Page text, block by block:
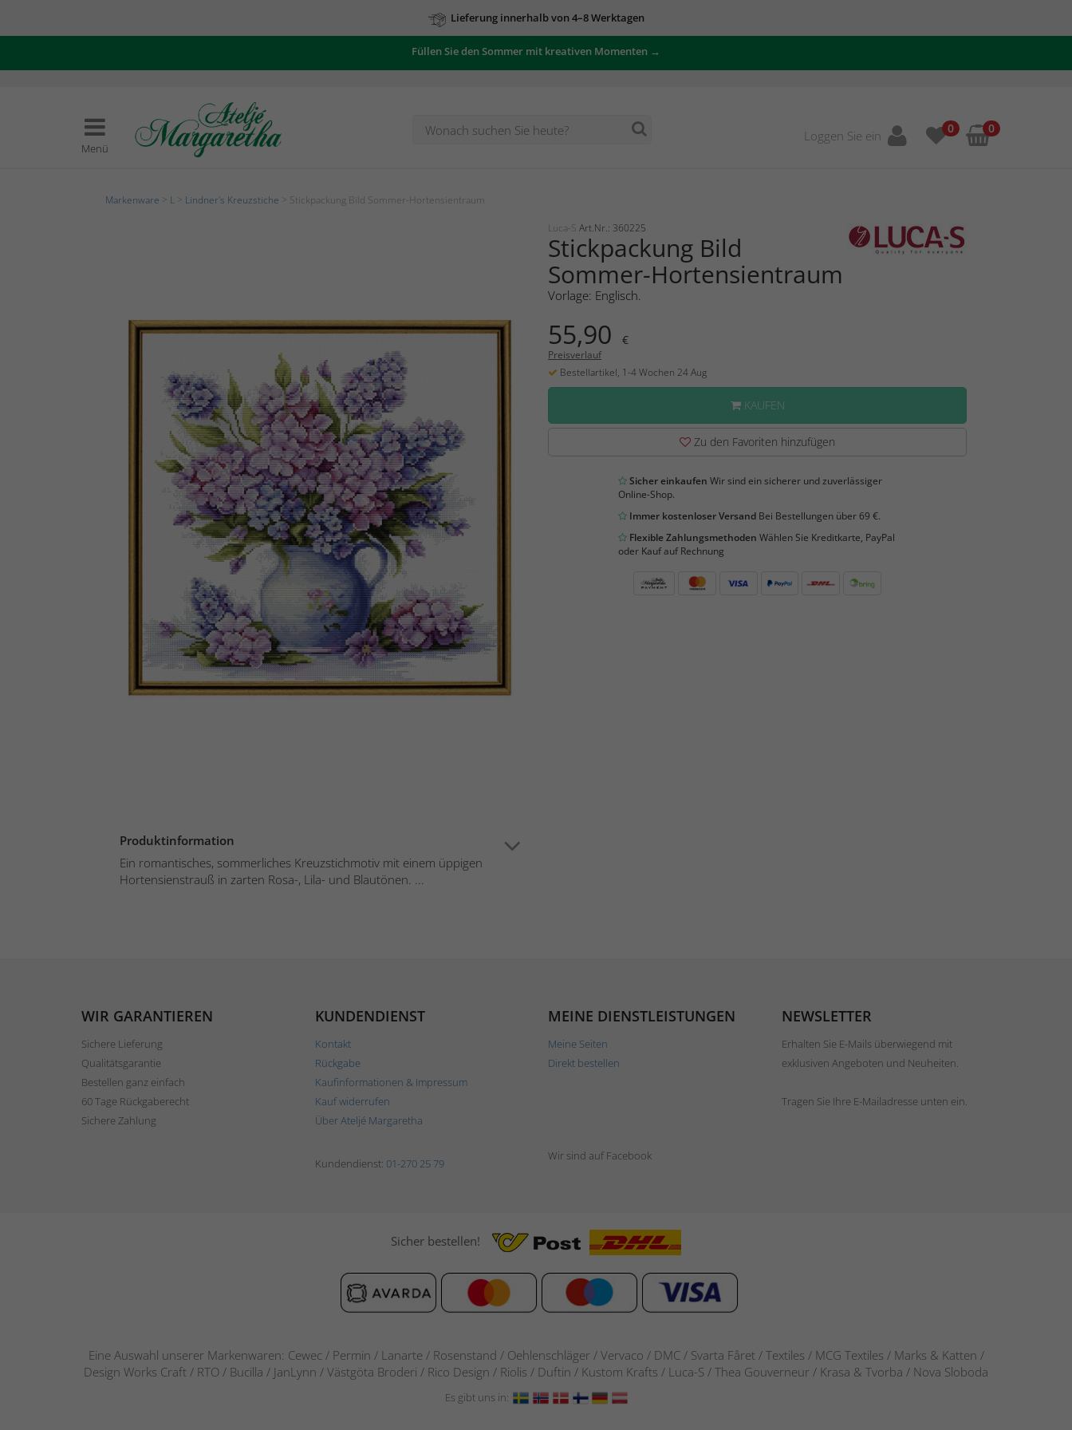
Lieferung innerhalb von 4–8 Werktagen
Füllen Sie den Sommer mit kreativen Momenten →
Menü
Loggen Sie ein 0 0
Markenware L Lindner's Kreuzstiche > Stickpackung Bild Sommer-Hortensientraum
Produktinformation
Ein romantisches, sommerliches Kreuzstichmotiv mit einem üppigen
Hortensienstrauß in zarten Rosa-, Lila- und Blautönen. ...
Luca-S Art.Nr.: 360225
Stickpackung Bild
Sommer-Hortensientraum
Vorlage: Englisch.
55,90 €
Preisverlauf
Bestellartikel, 1-4 Wochen 24 Aug
KAUFEN
Zu den Favoriten hinzufügen
Sicher einkaufen Wir sind ein sicherer und zuverlässiger
Online-Shop.
Immer kostenloser VersandBei Bestellungen über 69 €.
Flexible Zahlungsmethoden Wählen Sie Kreditkarte, PayPal
oder Kauf auf Rechnung
WIR GARANTIEREN
Sichere Lieferung
Qualitätsgarantie
Bestellen ganz einfach
60 Tage Rückgaberecht
Sichere Zahlung
KUNDENDIENST
Kontakt
Rückgabe
Kaufinformationen & Impressum
Kauf widerrufen
Über Ateljé Margaretha
MEINE DIENSTLEISTUNGEN
Meine Seiten
Direkt bestellen
NEWSLETTER
Erhalten Sie E-Mails überwiegend mit
exklusiven Angeboten und Neuheiten.
Tragen Sie Ihre E-Mailadresse unten ein.
Kundendienst: 01-270 25 79
Wir sind auf Facebook
Sicher bestellen!
Eine Auswahl unserer Markenwaren: Cewec / Permin / Lanarte / Rosenstand / Oehlenschläger / Vervaco / DMC / Svarta Fåret / Textiles / MCG Textiles / Marks & Katten /
Design Works Craft / RTO / Bucilla / JanLynn / Västgöta Broderi / Rico Design / Riolis / Duftin / Kustom Krafts / Luca-S / Thea Gouverneur / Krasa & Tvorba / Nova Sloboda
Es gibt uns in: